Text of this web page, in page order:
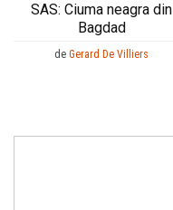
SAS: Ciuma neagra din
Bagdad
de Gerard De Villiers